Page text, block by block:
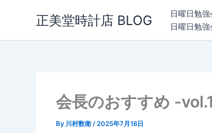
正美堂時計店 BLOG 日曜日勉強
日曜日勉
会長のおすすめ -
By 川村数衛 / 2025年7月18日